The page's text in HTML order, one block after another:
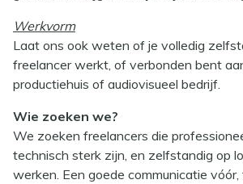
Werkvorm
Laat ons ook weten of je volledig
freelancer werkt, of verbonden bent
productiehuis of audiovisueel bedrijf.
Wie zoeken we?
We zoeken freelancers die
technisch sterk zijn, en zelfstandig op
werken. Een goede communicatie